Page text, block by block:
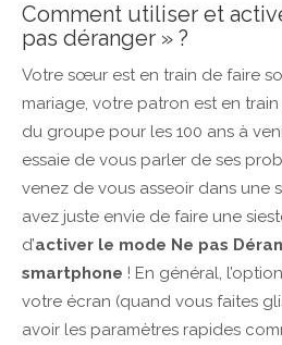
Comment utiliser et
pas déranger » ?
Votre sœur est en train de faire
mariage, votre patron est en
du groupe pour les 100 ans à
essaie de vous parler de ses
venez de vous asseoir dans une
avez juste envie de faire une
d’activer le mode Ne pas
smartphone ! En général,
votre écran (quand vous faites
avoir les paramètres rapides